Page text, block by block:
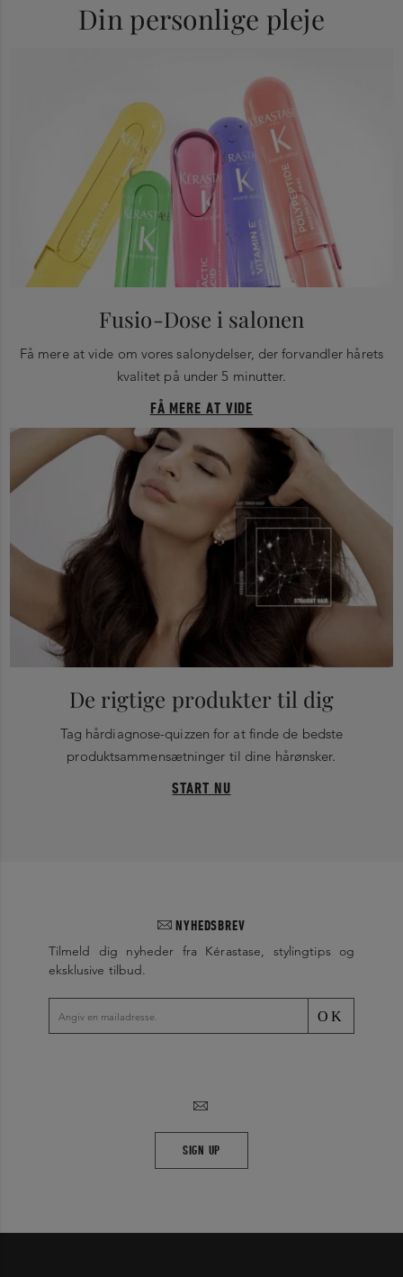
Din personlige pleje
Fusio-Dose i salonen
Få mere at vide om vores salonydelser, der forvandler hårets
kvalitet på under 5 minutter.
FÅ MERE AT VIDE
De rigtige produkter til dig
Tag hårdiagnose-quizzen for at finde de bedste
produktsammensætninger til dine hårønsker.
START NU
NYHEDSBREV
Tilmeld dig nyheder fra Kérastase, stylingtips og
eksklusive tilbud.
OK
SIGN UP